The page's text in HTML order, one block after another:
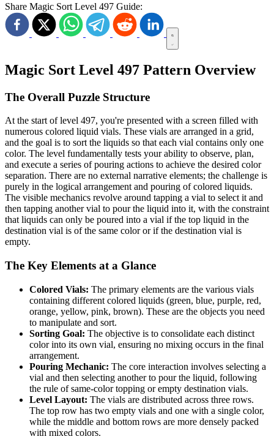
Share Magic Sort Level 497 Guide:
Magic Sort Level 497 Pattern Overview
The Overall Puzzle Structure
At the start of level 497, you're presented with a screen filled with
numerous colored liquid vials. These vials are arranged in a grid,
and the goal is to sort the liquids so that each vial contains only one
color. The level fundamentally tests your ability to observe, plan,
and execute a series of pouring actions to achieve the desired color
separation. There are no external narrative elements; the challenge is
purely in the logical arrangement and pouring of colored liquids.
The visible mechanics revolve around tapping a vial to select it and
then tapping another vial to pour the liquid into it, with the constraint
that liquids can only be poured into a vial if the top liquid in the
destination vial is of the same color or if the destination vial is
empty.
The Key Elements at a Glance
Colored Vials: The primary elements are the various vials
containing different colored liquids (green, blue, purple, red,
orange, yellow, pink, brown). These are the objects you need
to manipulate and sort.
Sorting Goal: The objective is to consolidate each distinct
color into its own vial, ensuring no mixing occurs in the final
arrangement.
Pouring Mechanic: The core interaction involves selecting a
vial and then selecting another to pour the liquid, following
the rule of same-color topping or empty destination vials.
Level Layout: The vials are distributed across three rows.
The top row has two empty vials and one with a single color,
while the middle and bottom rows are more densely packed
with mixed colors.